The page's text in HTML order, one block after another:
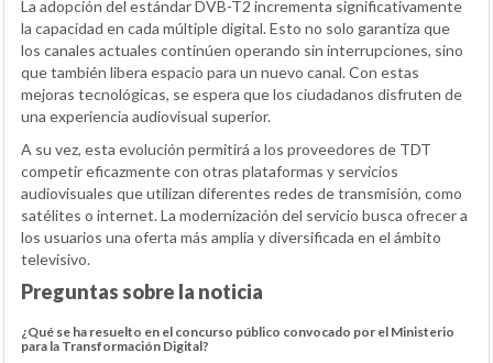
La adopción del estándar DVB-T2 incrementa significativamente
la capacidad en cada múltiple digital. Esto no solo garantiza que
los canales actuales continúen operando sin interrupciones, sino
que también libera espacio para un nuevo canal. Con estas
mejoras tecnológicas, se espera que los ciudadanos disfruten de
una experiencia audiovisual superior.
A su vez, esta evolución permitirá a los proveedores de TDT
competir eficazmente con otras plataformas y servicios
audiovisuales que utilizan diferentes redes de transmisión, como
satélites o internet. La modernización del servicio busca ofrecer a
los usuarios una oferta más amplia y diversificada en el ámbito
televisivo.
Preguntas sobre la noticia
¿Qué se ha resuelto en el concurso público convocado por el Ministerio
para la Transformación Digital?